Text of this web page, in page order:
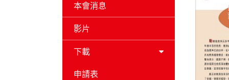
本會消息
影片
下載
申請表